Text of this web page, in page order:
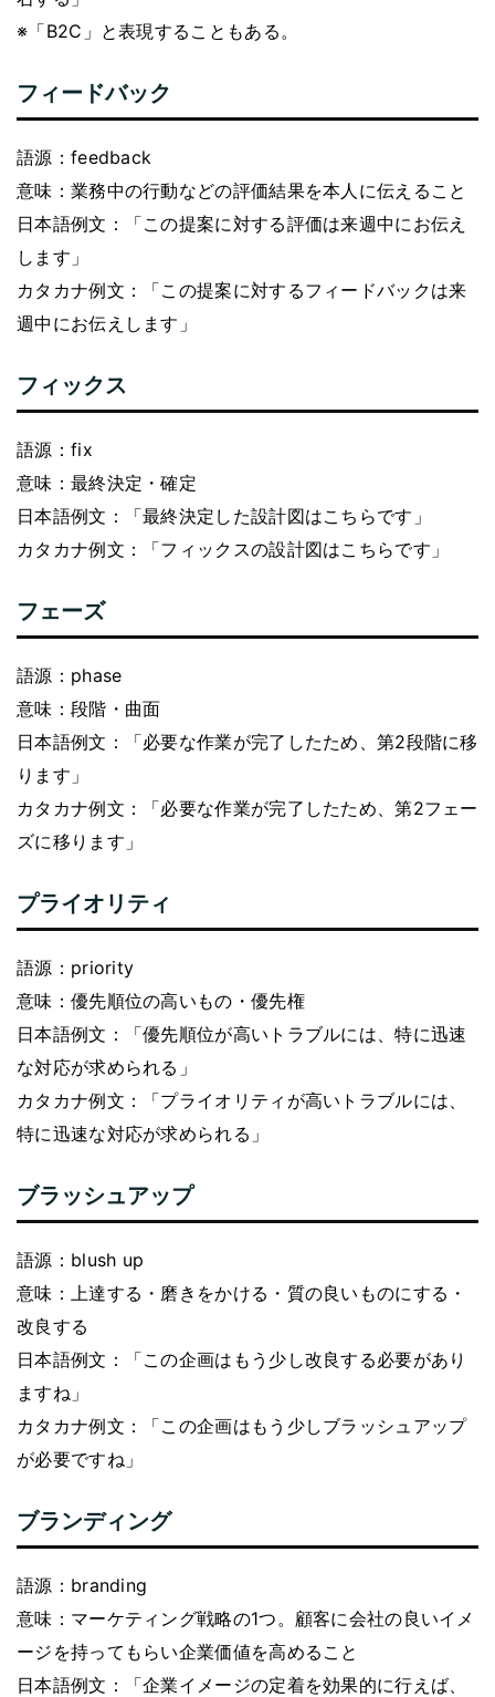
※「B2C」と表現することもある。
フィードバック
語源：feedback
意味：業務中の行動などの評価結果を本人に伝えること
日本語例文：「この提案に対する評価は来週中にお伝え
します」
カタカナ例文：「この提案に対するフィードバックは来
週中にお伝えします」
フィックス
語源：fix
意味：最終決定・確定
日本語例文：「最終決定した設計図はこちらです」
カタカナ例文：「フィックスの設計図はこちらです」
フェーズ
語源：phase
意味：段階・曲面
日本語例文：「必要な作業が完了したため、第2段階に移
ります」
カタカナ例文：「必要な作業が完了したため、第2フェー
ズに移ります」
プライオリティ
語源：priority
意味：優先順位の高いもの・優先権
日本語例文：「優先順位が高いトラブルには、特に迅速
な対応が求められる」
カタカナ例文：「プライオリティが高いトラブルには、
特に迅速な対応が求められる」
ブラッシュアップ
語源：blush up
意味：上達する・磨きをかける・質の良いものにする・
改良する
日本語例文：「この企画はもう少し改良する必要があり
ますね」
カタカナ例文：「この企画はもう少しブラッシュアップ
が必要ですね」
ブランディング
語源：branding
意味：マーケティング戦略の1つ。顧客に会社の良いイメ
ージを持ってもらい企業価値を高めること
日本語例文：「企業イメージの定着を効果的に行えば、